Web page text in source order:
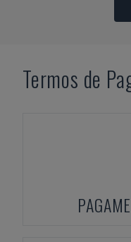
Termos de